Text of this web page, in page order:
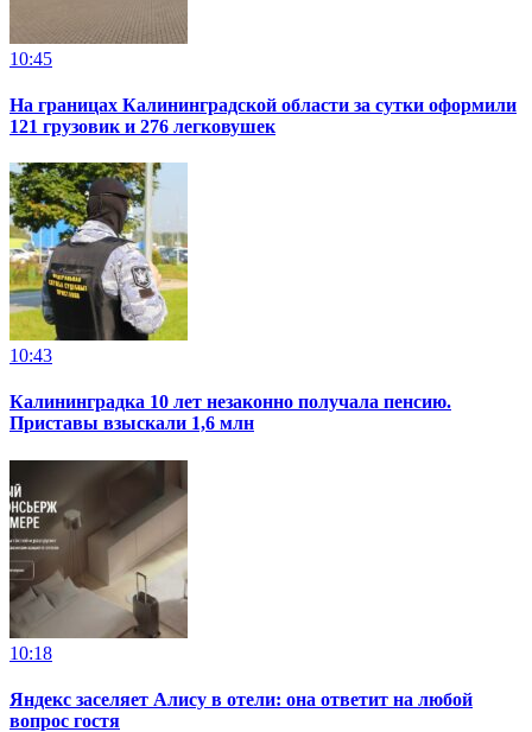
10:45
На границах Калининградской области за сутки оформили
121 грузовик и 276 легковушек
10:43
Калининградка 10 лет незаконно получала пенсию.
Приставы взыскали 1,6 млн
10:18
Яндекс заселяет Алису в отели: она ответит на любой
вопрос гостя